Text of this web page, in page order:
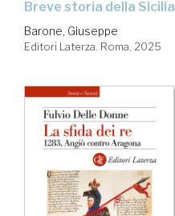
Breve storia della Sicilia
Barone, Giuseppe
Editori Laterza. Roma, 2025